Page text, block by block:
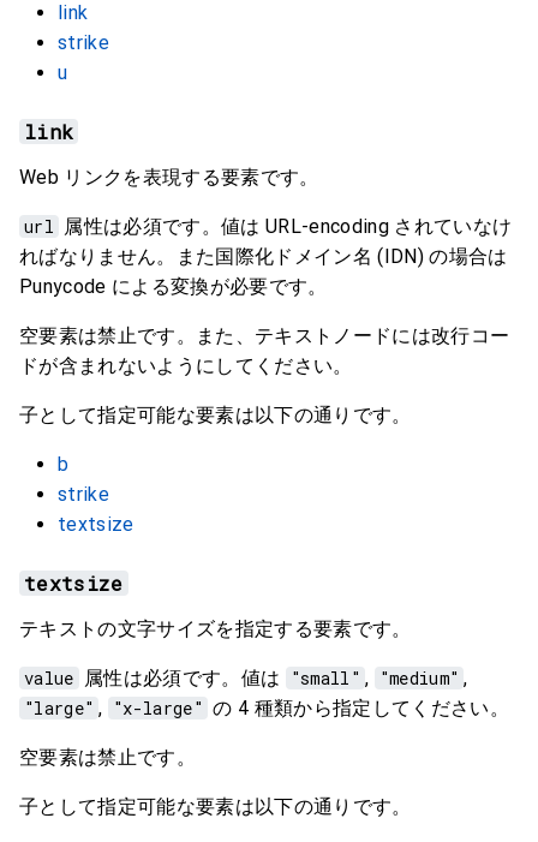
link
strike
u
link
Web リンクを表現する要素です。
url 属性は必須です。値は URL-encoding されていなけ
ればなりません。また国際化ドメイン名 (IDN) の場合は
Punycode による変換が必要です。
空要素は禁止です。また、テキストノードには改行コー
ドが含まれないようにしてください。
子として指定可能な要素は以下の通りです。
b
strike
textsize
textsize
テキストの文字サイズを指定する要素です。
value 属性は必須です。値は "small" , "medium" ,
"large" , "x-large" の 4 種類から指定してください。
空要素は禁止です。
子として指定可能な要素は以下の通りです。